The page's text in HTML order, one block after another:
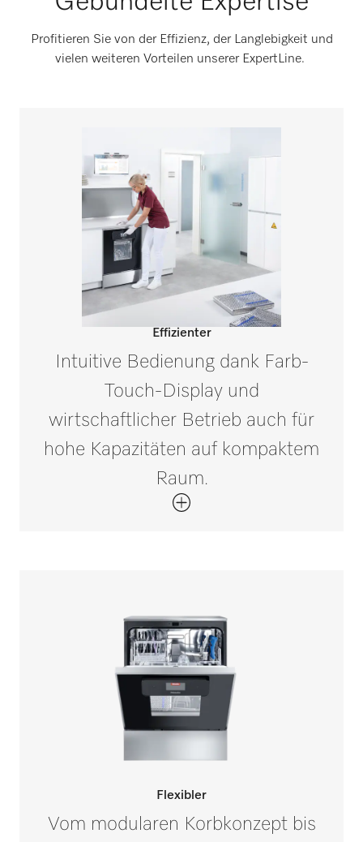
Profitieren Sie von der Effizienz, der Langlebigkeit und
vielen weiteren Vorteilen unserer ExpertLine.
Effizienter
Intuitive Bedienung dank Farb-
Touch-Display und
wirtschaftlicher Betrieb auch für
hohe Kapazitäten auf kompaktem
Raum.
Flexibler
Vom modularen Korbkonzept bis